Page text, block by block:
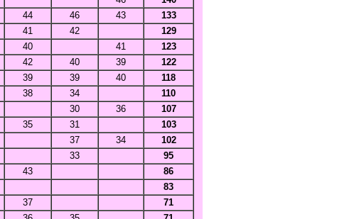
44 46 43
133
41 42
129
40 41
123
42 40 39
122
39 39 40
118
38 34
110
30 36
107
35 31
103
37 34
102
33
95
43
86
83
37
71